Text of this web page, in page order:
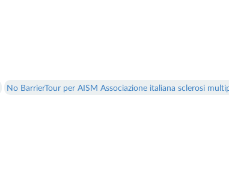
No BarrierTour per AISM Associazione italiana sclerosi